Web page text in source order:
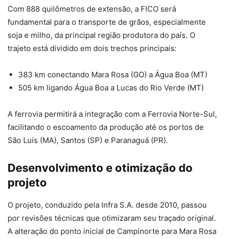
Com 888 quilômetros de extensão, a FICO será
fundamental para o transporte de grãos, especialmente
soja e milho, da principal região produtora do país. O
trajeto está dividido em dois trechos principais:
383 km conectando Mara Rosa (GO) a Água Boa (MT)
505 km ligando Água Boa a Lucas do Rio Verde (MT)
A ferrovia permitirá a integração com a Ferrovia Norte-Sul,
facilitando o escoamento da produção até os portos de
São Luís (MA), Santos (SP) e Paranaguá (PR).
Desenvolvimento e otimização do
projeto
O projeto, conduzido pela Infra S.A. desde 2010, passou
por revisões técnicas que otimizaram seu traçado original.
A alteração do ponto inicial de Campinorte para Mara Rosa